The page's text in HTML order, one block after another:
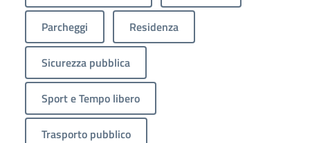
Parcheggi Residenza
Sicurezza pubblica
Sport e Tempo libero
Trasporto pubblico